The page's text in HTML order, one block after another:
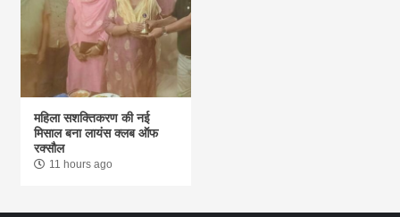
महिला सशक्तिकरण की नई
मिसाल बना लायंस क्लब ऑफ
रक्सौल
11 hours ago